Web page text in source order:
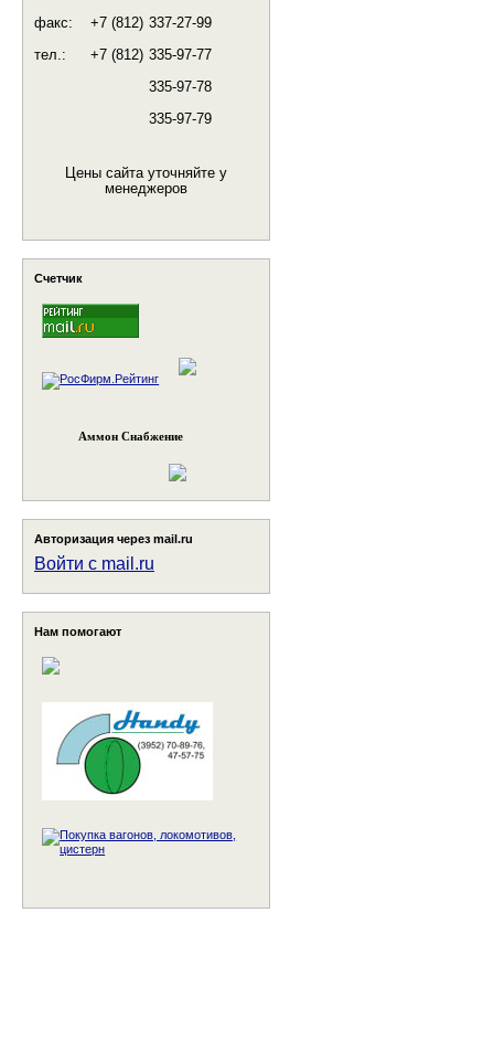
факс:
+7 (812) 337-27-99
тел.:
+7 (812) 335-97-77
335-97-78
335-97-79
Цены сайта уточняйте у
менеджеров
Счетчик
Аммон Снабжение
Авторизация через mail.ru
Войти с mail.ru
Нам помогают